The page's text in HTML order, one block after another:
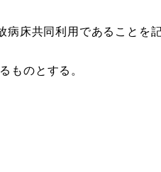
病床共同利用であることを
ものとする。